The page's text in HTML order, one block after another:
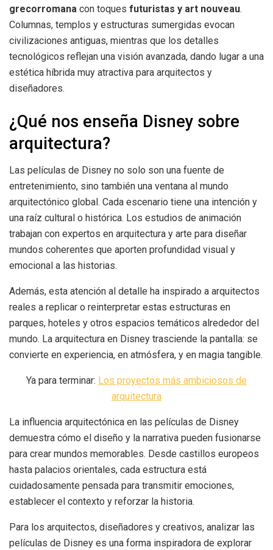
grecorromana con toques futuristas y art nouveau.
Columnas, templos y estructuras sumergidas evocan
civilizaciones antiguas, mientras que los detalles
tecnológicos reflejan una visión avanzada, dando lugar a una
estética híbrida muy atractiva para arquitectos y
diseñadores.
¿Qué nos enseña Disney sobre
arquitectura?
Las películas de Disney no solo son una fuente de
entretenimiento, sino también una ventana al mundo
arquitectónico global. Cada escenario tiene una intención y
una raíz cultural o histórica. Los estudios de animación
trabajan con expertos en arquitectura y arte para diseñar
mundos coherentes que aporten profundidad visual y
emocional a las historias.
Además, esta atención al detalle ha inspirado a arquitectos
reales a replicar o reinterpretar estas estructuras en
parques, hoteles y otros espacios temáticos alrededor del
mundo. La arquitectura en Disney trasciende la pantalla: se
convierte en experiencia, en atmósfera, y en magia tangible.
Ya para terminar: Los proyectos más ambiciosos de
arquitectura
La influencia arquitectónica en las películas de Disney
demuestra cómo el diseño y la narrativa pueden fusionarse
para crear mundos memorables. Desde castillos europeos
hasta palacios orientales, cada estructura está
cuidadosamente pensada para transmitir emociones,
establecer el contexto y reforzar la historia.
Para los arquitectos, diseñadores y creativos, analizar las
películas de Disney es una forma inspiradora de explorar